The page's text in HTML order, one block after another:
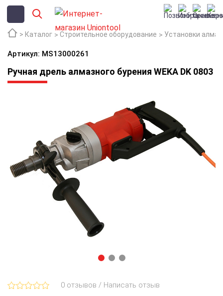
Каталог Строительное оборудование Установки
Артикул: MS13000261
Ручная дрель алмазного бурения WEKA DK 0803
0 отзывов / Написать отзыв